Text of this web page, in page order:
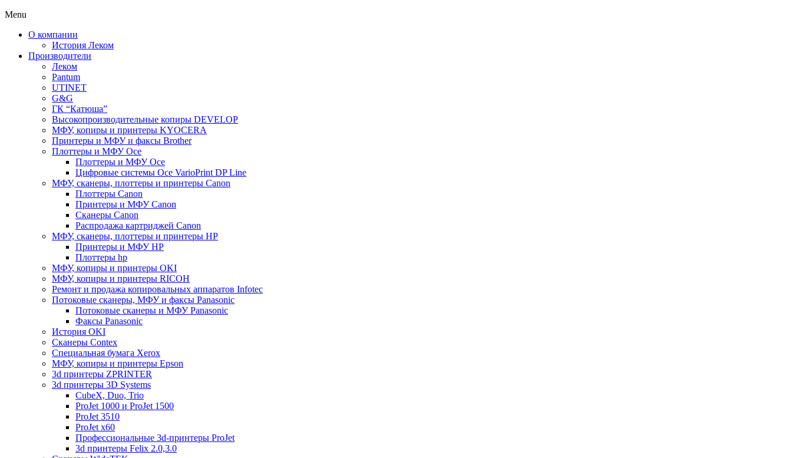
Menu
О компании
История Леком
Производители
Леком
Pantum
UTINET
G&G
ГК “Катюша”
Высокопроизводительные копиры DEVELOP
МФУ, копиры и принтеры KYOCERA
Принтеры и МФУ и факсы Brother
Плоттеры и МФУ Oce
Плоттеры и МФУ Oce
Цифровые системы Oce VarioPrint DP Line
МФУ, сканеры, плоттеры и принтеры Canon
Плоттеры Canon
Принтеры и МФУ Canon
Сканеры Canon
Распродажа картриджей Canon
МФУ, сканеры, плоттеры и принтеры HP
Принтеры и МФУ HP
Плоттеры hp
МФУ, копиры и принтеры OKI
МФУ, копиры и принтеры RICOH
Ремонт и продажа копировальных аппаратов Infotec
Потоковые сканеры, МФУ и факсы Panasonic
Потоковые сканеры и МФУ Panasonic
Факсы Panasonic
История OKI
Сканеры Contex
Специальная бумага Xerox
МФУ, копиры и принтеры Epson
3d принтеры ZPRINTER
3d принтеры 3D Systems
CubeX, Duo, Trio
ProJet 1000 и ProJet 1500
ProJet 3510
ProJet x60
Профессиональные 3d-принтеры ProJet
3d принтеры Felix 2.0,3.0